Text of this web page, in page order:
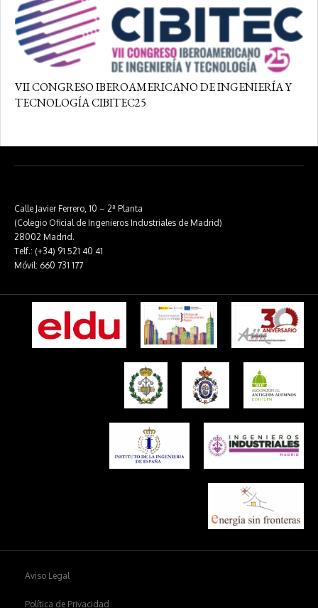
VII CONGRESO IBEROAMERICANO DE INGENIERÍA Y
TECNOLOGÍA CIBITEC25
Calle Javier Ferrero, 10 – 2ª Planta
(Colegio Oficial de Ingenieros Industriales de Madrid)
28002 Madrid.
Telf.: (+34) 91 521 40 41
Móvil: 660 731 177
Aviso Legal
Política de Privacidad